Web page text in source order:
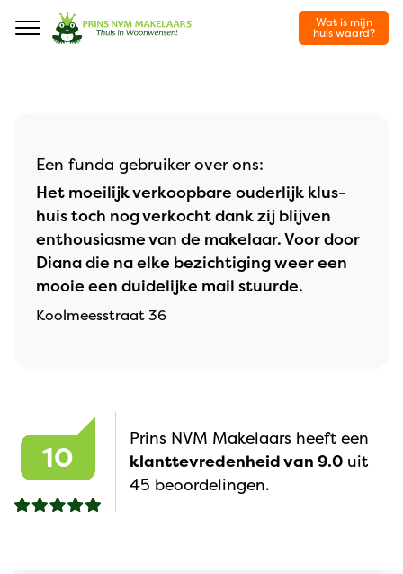
Navigation
Wat is mijn
huis waard?
Een funda gebruiker over ons:
Het moeilijk verkoopbare ouderlijk klus-
huis toch nog verkocht dank zij blijven
enthousiasme van de makelaar. Voor door
Diana die na elke bezichtiging weer een
mooie een duidelijke mail stuurde.
Koolmeesstraat 36
10
Prins NVM Makelaars heeft een
klanttevredenheid van 9.0 uit
45 beoordelingen.